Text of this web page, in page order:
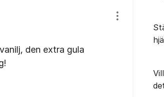
Visa/dölj
den extra gula